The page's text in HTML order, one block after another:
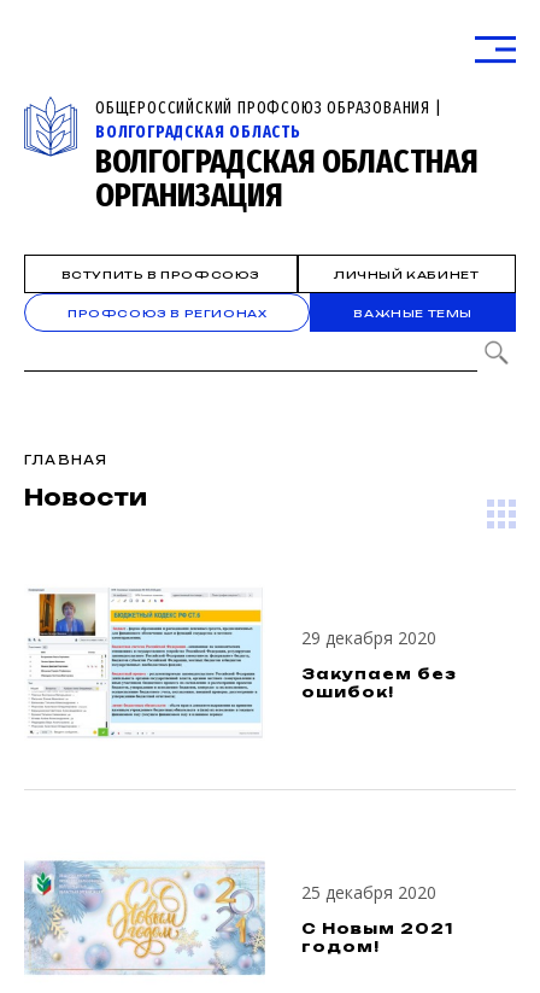
ОБЩЕРОССИЙСКИЙ ПРОФСОЮЗ ОБРАЗОВАНИЯ |
ВОЛГОГРАДСКАЯ ОБЛАСТЬ
ВОЛГОГРАДСКАЯ ОБЛАСТНАЯ
ОРГАНИЗАЦИЯ
ВСТУПИТЬ В ПРОФСОЮЗ ЛИЧНЫЙ КАБИНЕТ
ПРОФСОЮЗ В РЕГИОНАХ ВАЖНЫЕ ТЕМЫ
ГЛАВНАЯ
Новости
29 декабря 2020
Закупаем без
ошибок!
25 декабря 2020
С Новым 2021
годом!